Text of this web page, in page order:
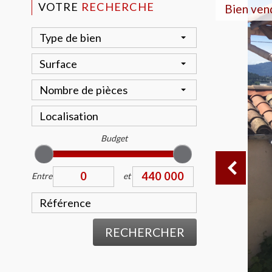
VOTRE RECHERCHE
Type de bien
Surface
Nombre de pièces
Budget
Entre et
RECHERCHER
Bien